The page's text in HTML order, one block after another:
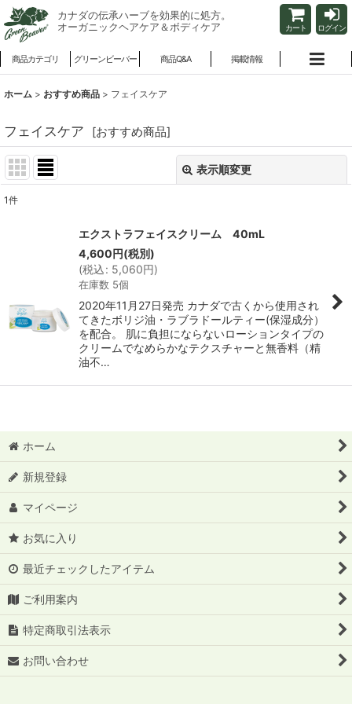
カナダの伝承ハーブを効果的に処方。
オーガニックヘアケア＆ボディケア
カート ログイン
商品カテゴリ グリーンビーバー 商品Q&A 掲載情報
ホーム > おすすめ商品 > フェイスケア
フェイスケア [おすすめ商品]
表示順変更
絞り込む
1件
エクストラフェイスクリーム 40mL
4,600円(税別)
(税込: 5,060円)
在庫数 5個
2020年11月27日発売 カナダで古くから使用され
てきたボリジ油・ラブラドールティー(保湿成分）
を配合。 肌に負担にならないローションタイプの
クリームでなめらかなテクスチャーと無香料（精
油不…
ホーム
新規登録
マイページ
お気に入り
最近チェックしたアイテム
ご利用案内
特定商取引法表示
お問い合わせ